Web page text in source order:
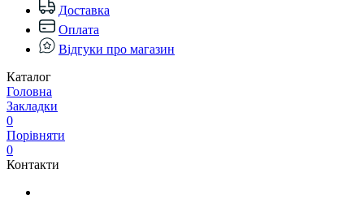
Доставка
Оплата
Відгуки про магазин
Каталог
Головна
Закладки
0
Порівняти
0
Контакти